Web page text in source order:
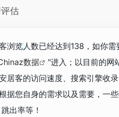
估
浏览人数已经达到138，如你
数据
"进入；以目前的网
居客的访问速度、搜索引擎收
据您自身的需求以及需要，一
出率等！